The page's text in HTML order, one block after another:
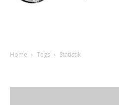
Home Tags Statistik